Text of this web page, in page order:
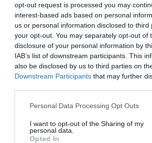
opt-out request is processed you may
interest-based ads based on personal
us or personal information disclosed to third
your opt-out. You may separately opt-out of
disclosure of your personal information by
IAB’s list of downstream participants. This
also be disclosed by us to third parties on
Downstream Participants that may further
Personal Data Processing Opt Outs
I want to opt-out of the Sharing of my
personal data.
Opted In
Στον κινηματογράφο έχει παίξει στις
ταινίεςDelivery(2004) με επίσημη
διαγωνιστικό τμήμα του 61ου
Κινηματογράφου της Βενετίας, Αθήνα-
Κωνσταντινούπολη (2008), Τα
Αθήνας(2010) και Η κόρη του Ρέμπραντ
σκηνοθεσία Νίκου Παναγιωτόπουλου
στις ταινίες Ώρες κοινής ησυχίας
Κατερίνας Ευαγγελάκου, Η Υπογραφή
σκηνοθεσία Στέλιου
(2014) και Αγαπούσε τα λουλούδια
σε σκηνοθεσία Γιάννη Βεσλεμέ